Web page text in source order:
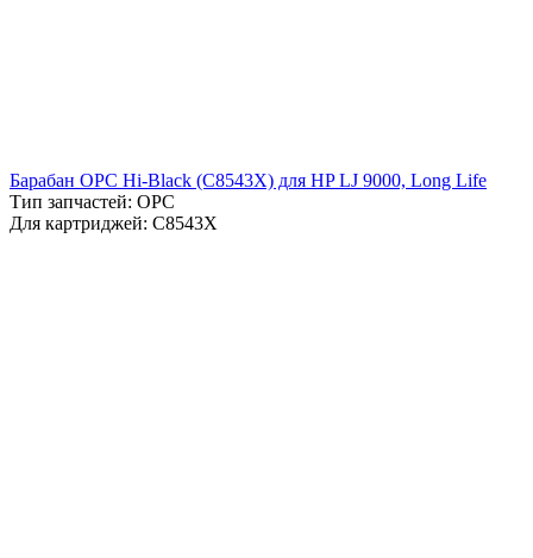
Барабан OPC Hi-Black (C8543X) для HP LJ 9000, Long Life
Тип запчастей: OPC
Для картриджей: C8543X